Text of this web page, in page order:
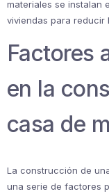
materiales se instalan
viviendas para reducir
Factores
en la
casa de
La construcción de
una serie de factores